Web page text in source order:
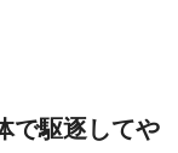
で駆逐してや